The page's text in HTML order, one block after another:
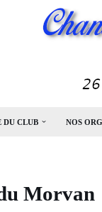
DU CLUB NOS
Morvan